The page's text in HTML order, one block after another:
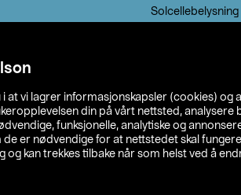
i at vi lagrer informasjonskapsler (cookies) og
din på vårt nettsted, analysere
funksjonelle, analytiske og
er nødvendige for at nettstedet skal
og kan trekkes tilbake når som helst ved å
Solcellebelysning